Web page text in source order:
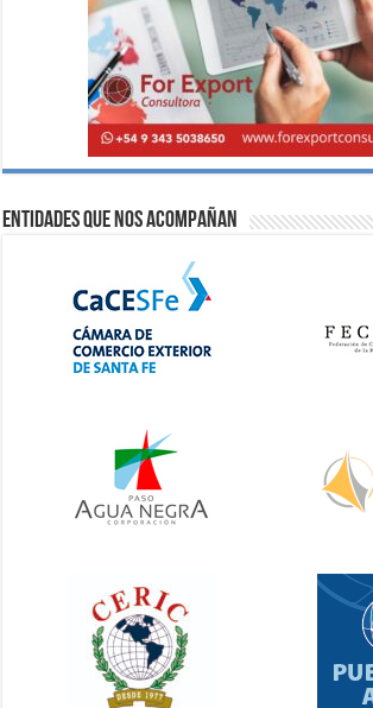
Entidades que nos acompañan